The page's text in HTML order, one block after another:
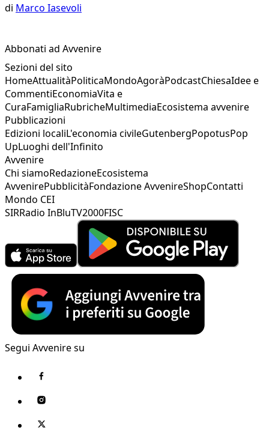
di Marco Iasevoli
Abbonati ad Avvenire
Sezioni del sito
HomeAttualitàPoliticaMondoAgoràPodcastChiesaIdee e
CommentiEconomiaVita e
CuraFamigliaRubricheMultimediaEcosistema avvenire
Pubblicazioni
Edizioni localiL'economia civileGutenbergPopotusPop
UpLuoghi dell'Infinito
Avvenire
Chi siamoRedazioneEcosistema
AvvenirePubblicitàFondazione AvvenireShopContatti
Mondo CEI
SIRRadio InBluTV2000FISC
Segui Avvenire su